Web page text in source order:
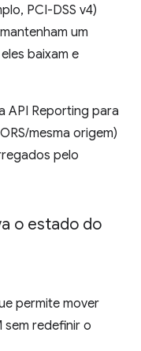
PCI-DSS v4)
um
baixam e
API Reporting para
mesma origem)
pelo
o estado do
permite mover
sem redefinir o